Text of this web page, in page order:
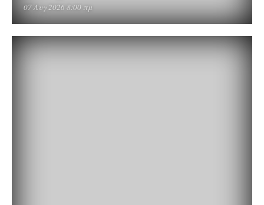
07 Αυγ 2026 8:00 πμ